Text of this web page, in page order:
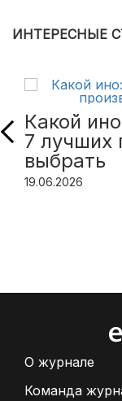
ИНТЕРЕСНЫЕ
Какой
7 лучших
выбрать
19.06.2026
О журнале
Команда